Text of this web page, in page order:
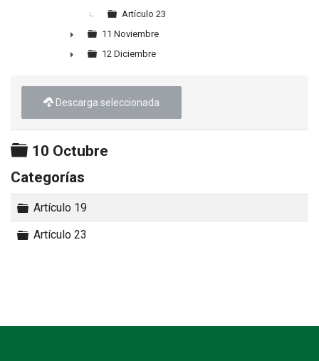
Artículo 23
►
11 Noviembre
12 Diciembre
Descarga seleccionada
Carpeta
10 Octubre
Categorías
Carpeta
Artículo 19
Carpeta
Artículo 23